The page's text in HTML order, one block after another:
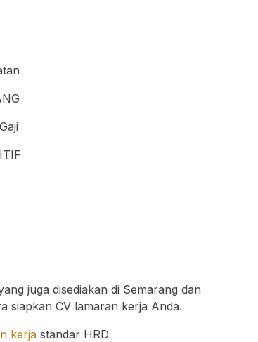
juga disediakan di Semarang dan
siapkan CV lamaran kerja Anda.
kerja standar HRD